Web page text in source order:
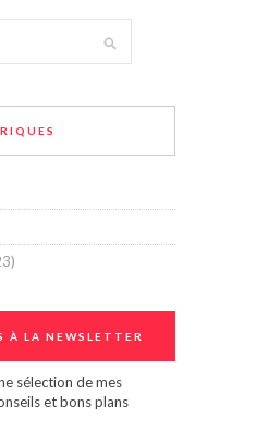
À LA NEWSLETTER
sélection de mes
et bons plans